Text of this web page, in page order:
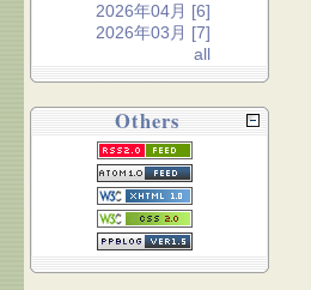
2026年04月 [6]
2026年03月 [7]
all
Others